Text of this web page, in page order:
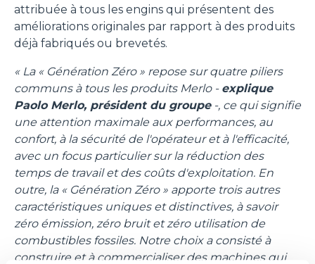
attribuée à tous les engins qui présentent des
améliorations originales par rapport à des produits
déjà fabriqués ou brevetés.
« La « Génération Zéro » repose sur quatre piliers
communs à tous les produits Merlo - explique
Paolo Merlo, président du groupe-, ce qui signifie
une attention maximale aux performances, au
confort, à la sécurité de l'opérateur et à l'efficacité,
avec un focus particulier sur la réduction des
temps de travail et des coûts d'exploitation. En
outre, la « Génération Zéro » apporte trois autres
caractéristiques uniques et distinctives, à savoir
zéro émission, zéro bruit et zéro utilisation de
combustibles fossiles. Notre choix a consisté à
construire et à commercialiser des machines qui